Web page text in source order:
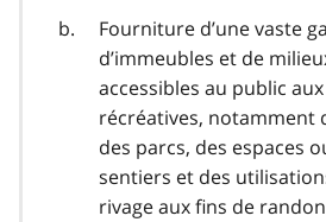
Fourniture d’une vaste
d’immeubles et de
accessibles au public
récréatives, notamment
des parcs, des espaces
sentiers et des
rivage aux fins de